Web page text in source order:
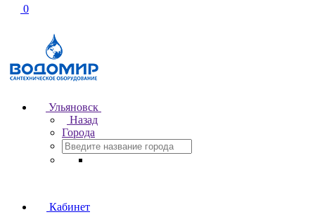
0
Ульяновск
Назад
Города
Кабинет